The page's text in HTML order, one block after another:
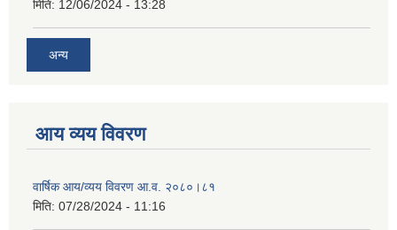
मिति: 12/06/2024 - 13:28
अन्य
आय व्यय विवरण
वार्षिक आय/व्यय विवरण आ.व. २०८०।८१
मिति: 07/28/2024 - 11:16